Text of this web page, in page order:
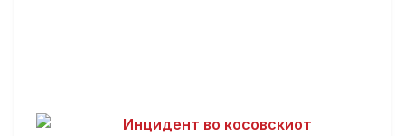
Инцидент во косовскиот